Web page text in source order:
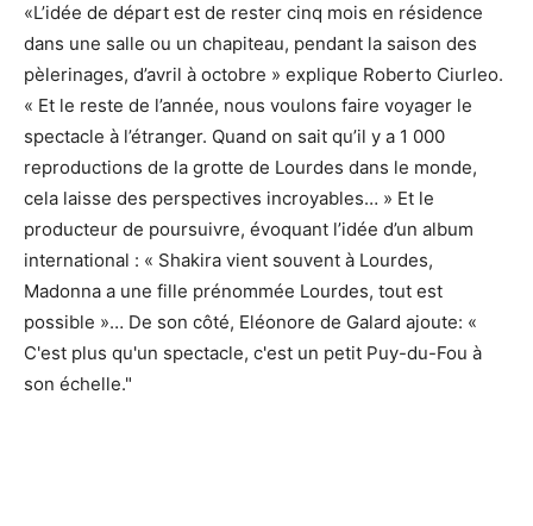
«L’idée de départ est de rester cinq mois en résidence
dans une salle ou un chapiteau, pendant la saison des
pèlerinages, d’avril à octobre » explique Roberto Ciurleo.
« Et le reste de l’année, nous voulons faire voyager le
spectacle à l’étranger. Quand on sait qu’il y a 1 000
reproductions de la grotte de Lourdes dans le monde,
cela laisse des perspectives incroyables… » Et le
producteur de poursuivre, évoquant l’idée d’un album
international : « Shakira vient souvent à Lourdes,
Madonna a une fille prénommée Lourdes, tout est
possible »… De son côté, Eléonore de Galard ajoute: «
C'est plus qu'un spectacle, c'est un petit Puy-du-Fou à
son échelle."